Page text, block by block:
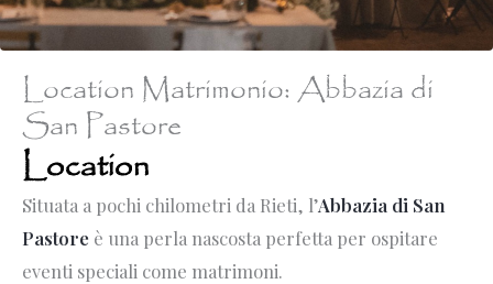
Location Matrimonio: Abbazia di
San Pastore
Location
Situata a pochi chilometri da Rieti, l’Abbazia di San
Pastore è una perla nascosta perfetta per ospitare
eventi speciali come matrimoni.